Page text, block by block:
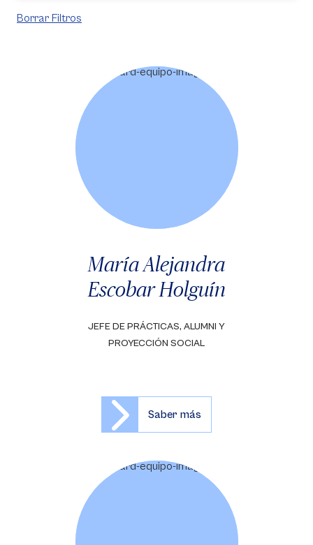
Borrar Filtros
María Alejandra
Escobar Holguín
JEFE DE PRÁCTICAS, ALUMNI Y
PROYECCIÓN SOCIAL
Saber más